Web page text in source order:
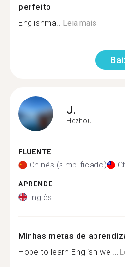
perfeito
Englishma... Leia mais
J.
Hezhou
FLUENTE
Chinês (simplificado)
APRENDE
Inglês
Minhas metas de
Hope to learn English wel...